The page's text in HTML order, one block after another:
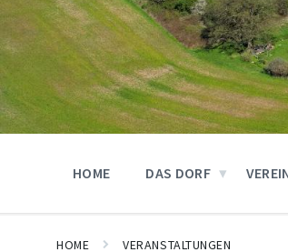
HOME DAS DORF
HOME VERANSTALTUNGEN